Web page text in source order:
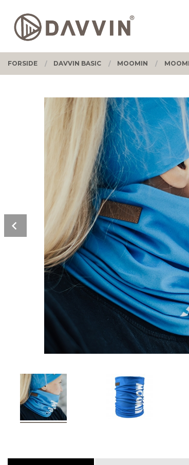
innholdet
PRODUKTER
FORSIDE DAVVIN BASIC MOOMIN
Prev